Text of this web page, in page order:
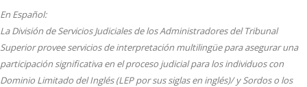
En Español:
La División de Servicios Judiciales de los Administradores del Tribunal
Superior provee servicios de interpretación multilingüe para asegurar una
participación significativa en el proceso judicial para los individuos con
Dominio Limitado del Inglés (LEP por sus siglas en inglés)/ y Sordos o los